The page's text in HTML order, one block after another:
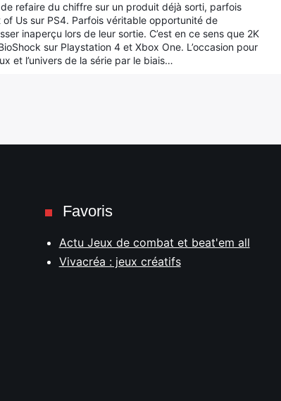
refaire du chiffre sur un produit déjà sorti, parfois
Us sur PS4. Parfois véritable opportunité de
inaperçu lors de leur sortie. C’est en ce sens que 2K
sur Playstation 4 et Xbox One. L’occasion pour
et l’univers de la série par le biais…
Favoris
Actu Jeux de combat et beat'em all
Vivacréa : jeux créatifs